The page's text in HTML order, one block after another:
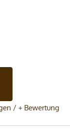
/ + Bewertung